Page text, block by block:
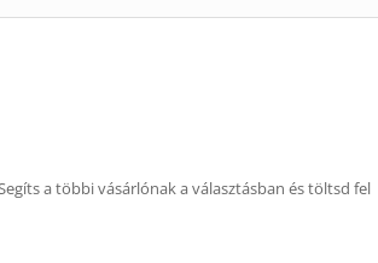
a többi vásárlónak a választásban és töltsd fel